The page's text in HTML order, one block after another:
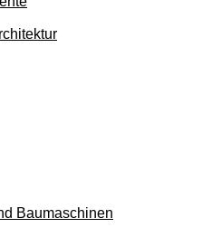
Baumaschinen